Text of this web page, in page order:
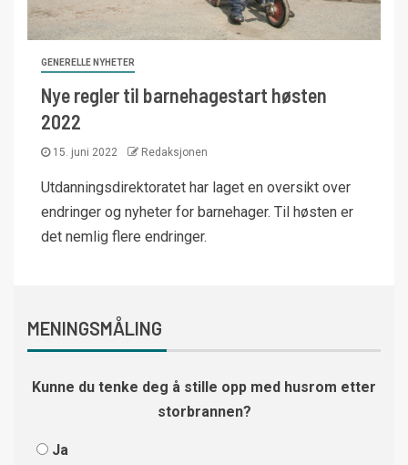
GENERELLE NYHETER
Nye regler til barnehagestart høsten
2022
15. juni 2022 Redaksjonen
Utdanningsdirektoratet har laget en oversikt over
endringer og nyheter for barnehager. Til høsten er
det nemlig flere endringer.
MENINGSMÅLING
Kunne du tenke deg å stille opp med husrom etter
storbrannen?
Ja